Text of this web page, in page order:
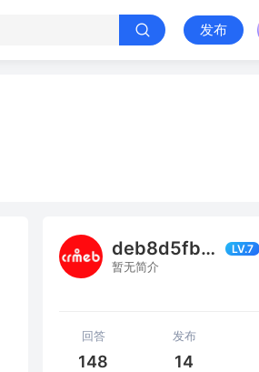
发布
deb8d5fbef4b LV.7
暂无简介
回答
148
发布
14